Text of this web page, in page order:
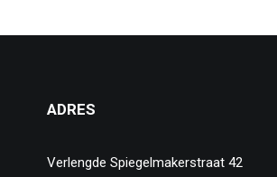
ADRES
Verlengde Spiegelmakerstraat 42